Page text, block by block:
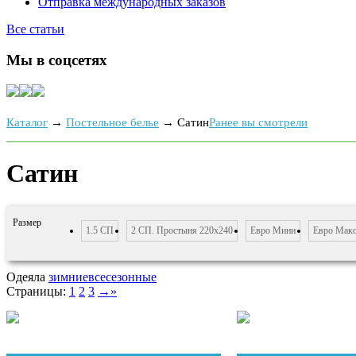
Все статьи
Мы в соцсетях
Каталог → Постельное белье → СатинРанее вы смотрели
Сатин
Размер
1.5 СП 2 СП. Простыня 220х240 Евро Мини Евро
Одеяла зимниевсесезонные
Страницы: 1 2 3 → »